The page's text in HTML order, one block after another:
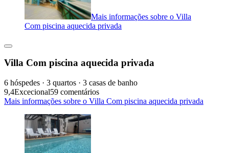
Mais informações sobre o Villa
Com piscina aquecida privada
Villa Com piscina aquecida privada
6 hóspedes · 3 quartos · 3 casas de banho
9,4Excecional59 comentários
Mais informações sobre o Villa Com piscina aquecida privada